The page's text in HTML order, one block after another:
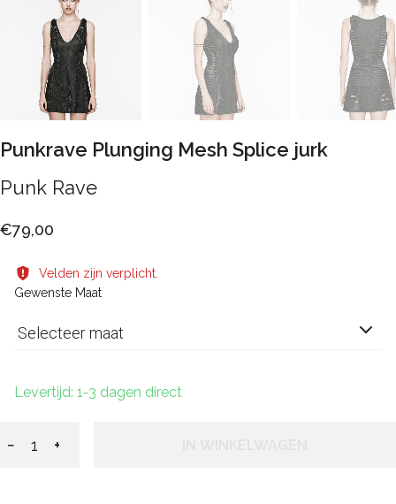
Punkrave Plunging Mesh Splice jurk
Punk Rave
€79,00
Velden zijn verplicht.
Gewenste Maat
Selecteer maat
Levertijd: 1-3 dagen direct
− +